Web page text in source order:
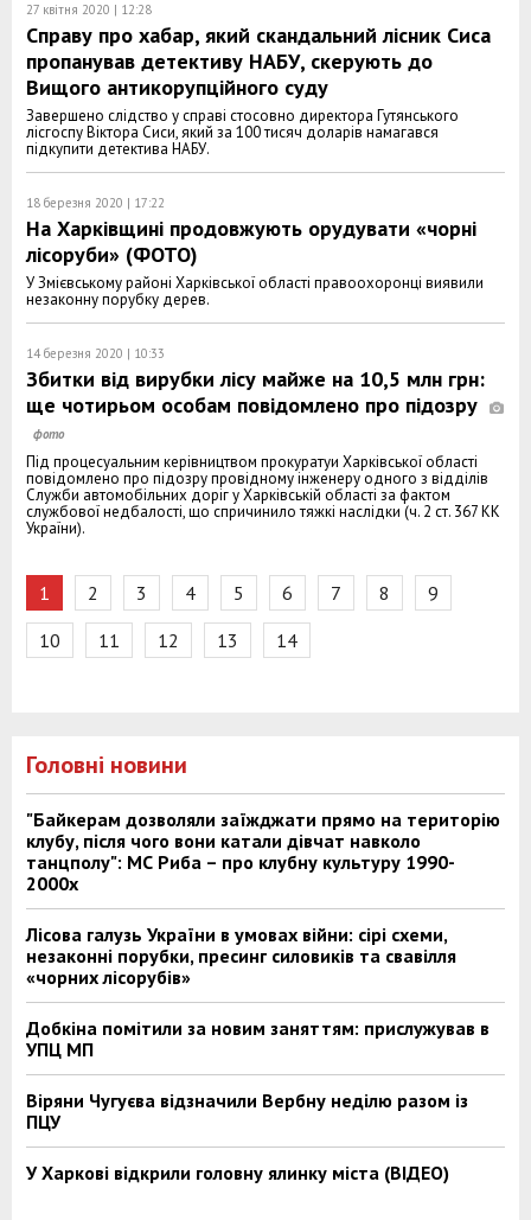
27 квітня 2020 | 12:28
Справу про хабар, який скандальний лісник Сиса
пропанував детективу НАБУ, скерують до
Вищого антикорупційного суду
Завершено слідство у справі стосовно директора Гутянського
лісгоспу Віктора Сиси, який за 100 тисяч доларів намагався
підкупити детектива НАБУ.
18 березня 2020 | 17:22
На Харківщині продовжують орудувати «чорні
лісоруби» (ФОТО)
У Змієвському районі Харківської області правоохоронці виявили
незаконну порубку дерев.
14 березня 2020 | 10:33
Збитки від вирубки лісу майже на 10,5 млн грн:
ще чотирьом особам повідомлено про підозру
Під процесуальним керівництвом прокуратуи Харківської області
повідомлено про підозру провідному інженеру одного з відділів
Служби автомобільних доріг у Харківській області за фактом
службової недбалості, що спричинило тяжкі наслідки (ч. 2 ст. 367 КК
України).
1 2 3 4 5 6 7 8
9
10
11 12 13 14
Головні новини
"Байкерам дозволяли заїжджати прямо на територію
клубу, після чого вони катали дівчат навколо
танцполу": МС Риба – про клубну культуру 1990-
2000х
Лісова галузь України в умовах війни: сірі схеми,
незаконні порубки, пресинг силовиків та свавілля
«чорних лісорубів»
Добкіна помітили за новим заняттям: прислужував в
УПЦ МП
Віряни Чугуєва відзначили Вербну неділю разом із
ПЦУ
У Харкові відкрили головну ялинку міста (ВІДЕО)